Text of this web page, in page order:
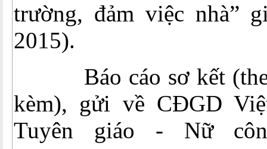
trường, đảm việc nhà”
2015).
Báo cáo sơ kết
kèm), gửi về CĐGD
Tuyên giáo - Nữ